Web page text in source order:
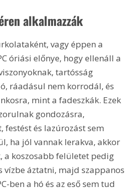
alkalmazzák
vagy éppen a
óriási előnye, hogy ellenáll a
tartósság
ráadásul nem korrodál, és
mint a fadeszkák. Ezek
gondozásra,
festést és lazúrozást sem
ha jól vannak lerakva, akkor
a koszosabb felületet pedig
vízbe áztatni, majd szappanos
ben a hó és az eső sem tud